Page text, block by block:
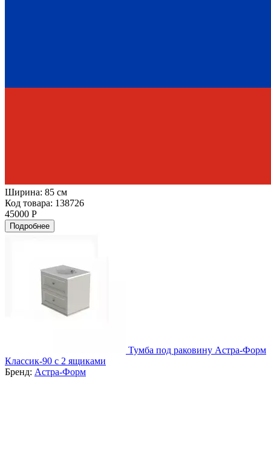
Ширина: 85 см
Код товара: 138726
45000 Р
Подробнее
Тумба под раковину Астра-Форм
Классик-90 с 2 ящиками
Бренд: Астра-Форм